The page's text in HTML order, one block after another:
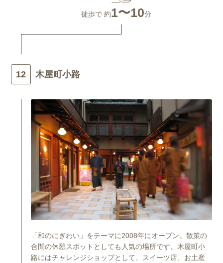
徒歩で 約1〜10分
木屋町小路
「和のにぎわい」をテーマに2008年にオープン。散策の
合間の休憩スポットとしても人気の場所です。木屋町小
路にはチャレンジショップとして、スイーツ店、お土産